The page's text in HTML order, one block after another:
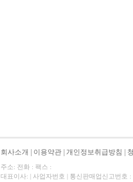
회사소개 이용약관 개인정보취급방침
주소: 전화 : 팩스 :
대표이사: | 사업자번호 | 통신판매업신고번호 :